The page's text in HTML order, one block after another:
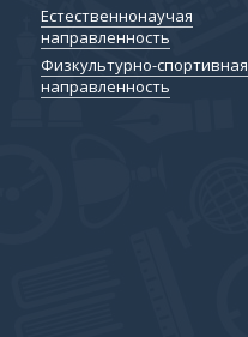
Естественнонаучая
направленность
Физкультурно-спортивная
направленность